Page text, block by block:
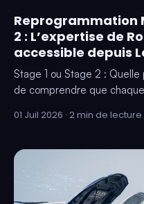
Reprogrammation
2 : L’expertise de
accessible depuis
Stage 1 ou Stage 2 : Quelle
de comprendre que
01 Juil 2026 · 2 min de lecture